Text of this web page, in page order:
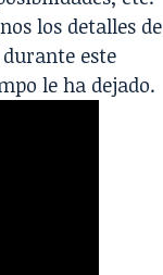
los detalles de
este
le ha dejado.